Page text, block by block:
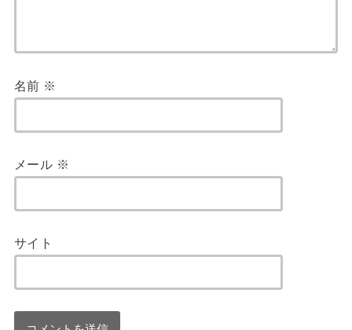
名前 ※
メール ※
サイト